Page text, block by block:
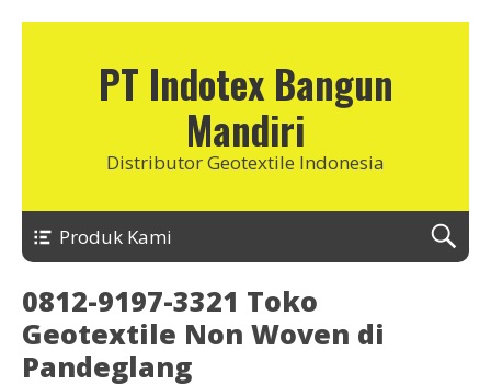
PT Indotex Bangun
Mandiri
Distributor Geotextile Indonesia
Produk Kami
0812-9197-3321 Toko
Geotextile Non Woven di
Pandeglang